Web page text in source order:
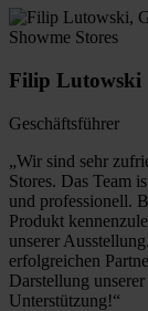
Filip Lutowski
Geschäftsführer
„Wir sind sehr
Stores. Das Team
und professionell.
Produkt
unserer
erfolgreichen
Darstellung
Unterstützung!“